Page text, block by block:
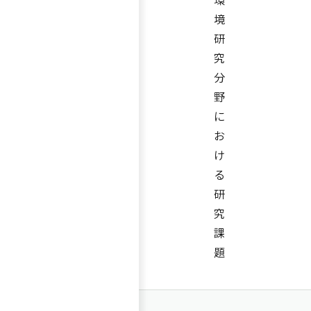
境
研
究
分
野
に
お
け
る
研
究
課
題